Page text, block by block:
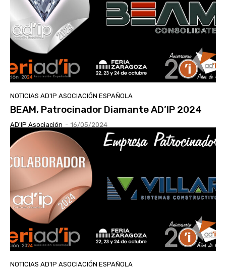
NOTICIAS AD'IP ASOCIACIÓN ESPAÑOLA
BEAM, Patrocinador Diamante AD’IP 2024
AD'IP Asociación - 16/05/2024
NOTICIAS AD'IP ASOCIACIÓN ESPAÑOLA